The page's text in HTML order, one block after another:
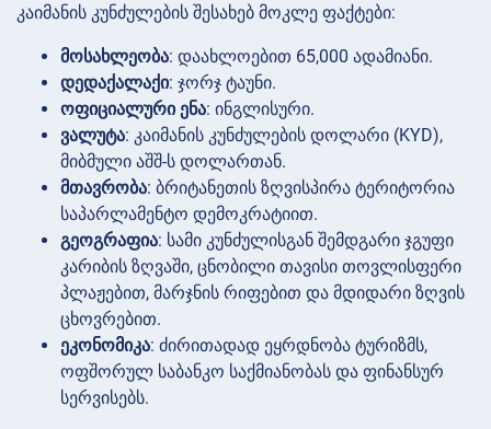
კაიმანის კუნძულების შესახებ მოკლე ფაქტები:
მოსახლეობა: დაახლოებით 65,000 ადამიანი.
დედაქალაქი: ჯორჯ ტაუნი.
ოფიციალური ენა: ინგლისური.
ვალუტა: კაიმანის კუნძულების დოლარი (KYD),
მიბმული აშშ-ს დოლართან.
მთავრობა: ბრიტანეთის ზღვისპირა ტერიტორია
საპარლამენტო დემოკრატიით.
გეოგრაფია: სამი კუნძულისგან შემდგარი ჯგუფი
კარიბის ზღვაში, ცნობილი თავისი თოვლისფერი
პლაჟებით, მარჯნის რიფებით და მდიდარი ზღვის
ცხოვრებით.
ეკონომიკა: ძირითადად ეყრდნობა ტურიზმს,
ოფშორულ საბანკო საქმიანობას და ფინანსურ
სერვისებს.